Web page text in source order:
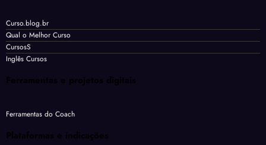
Curso.blog.br
Qual o Melhor Curso
CursosS
Inglês Cursos
Ferramentas e projetos digitais
Ferramentas do Coach
Plataformas e indicações